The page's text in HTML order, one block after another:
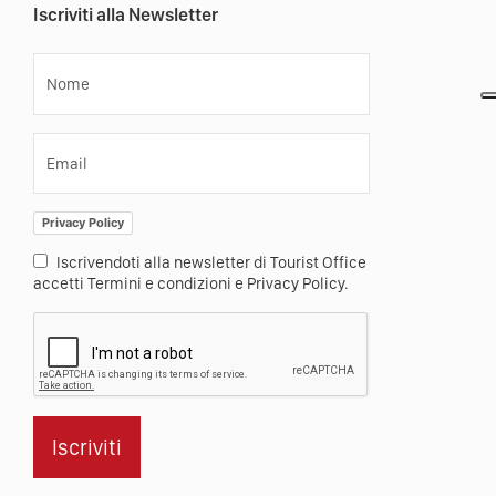
Iscriviti alla Newsletter
Nome
Email
Privacy Policy
Iscrivendoti alla newsletter di Tourist Office
accetti Termini e condizioni e Privacy Policy.
Iscriviti